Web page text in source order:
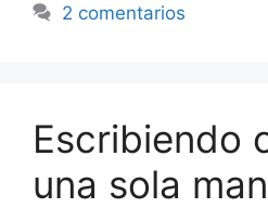
2 comentarios
Escribiendo
una sola